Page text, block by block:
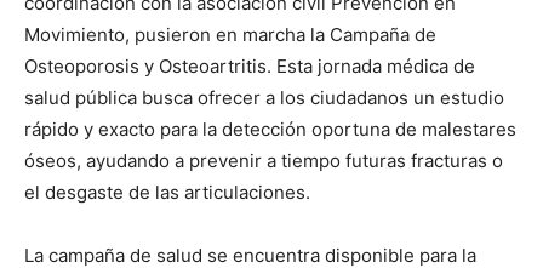
Movimiento, pusieron en marcha la Campaña de
Osteoporosis y Osteoartritis. Esta jornada médica de
salud pública busca ofrecer a los ciudadanos un estudio
rápido y exacto para la detección oportuna de malestares
óseos, ayudando a prevenir a tiempo futuras fracturas o
el desgaste de las articulaciones.
La campaña de salud se encuentra disponible para la